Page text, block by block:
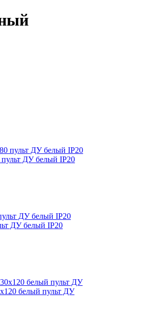
ДУ белый IP20
ДУ белый IP20
белый пульт ДУ